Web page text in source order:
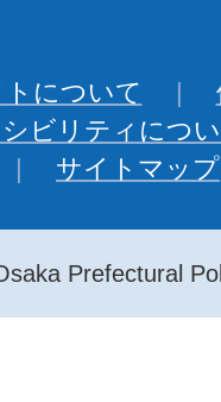
について
ビリティにつ
サイトマップ
Prefectural